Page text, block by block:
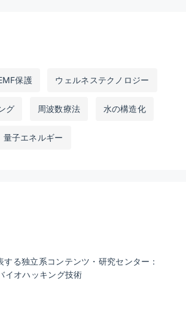
保護 ウェルネステクノロジー
グ 周波数療法 水の構造化
量子エネルギー
する独立系コンテンツ・研究センター：
イオハッキング技術